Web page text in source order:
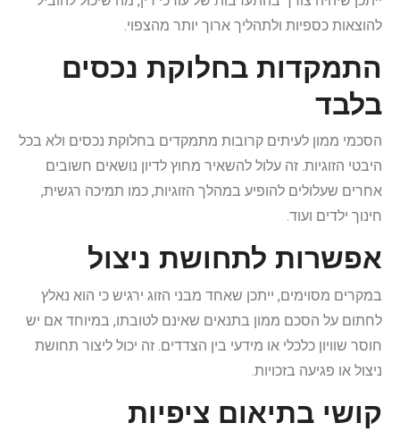
להוצאות כספיות ולתהליך ארוך יותר מהצפוי.
התמקדות בחלוקת נכסים
בלבד
הסכמי ממון לעיתים קרובות מתמקדים בחלוקת נכסים ולא בכל
היבטי הזוגיות. זה עלול להשאיר מחוץ לדיון נושאים חשובים
אחרים שעלולים להופיע במהלך הזוגיות, כמו תמיכה רגשית,
חינוך ילדים ועוד.
אפשרות לתחושת ניצול
במקרים מסוימים, ייתכן שאחד מבני הזוג ירגיש כי הוא נאלץ
לחתום על הסכם ממון בתנאים שאינם לטובתו, במיוחד אם יש
חוסר שוויון כלכלי או מידעי בין הצדדים. זה יכול ליצור תחושת
ניצול או פגיעה בזכויות.
קושי בתיאום ציפיות